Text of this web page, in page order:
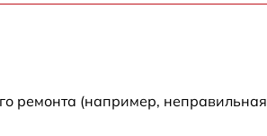
450 р
ремонта (например, неправильная